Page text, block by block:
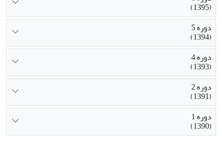
(1395)
دوره 5
(1394)
دوره 4
(1393)
دوره 2
(1391)
دوره 1
(1390)